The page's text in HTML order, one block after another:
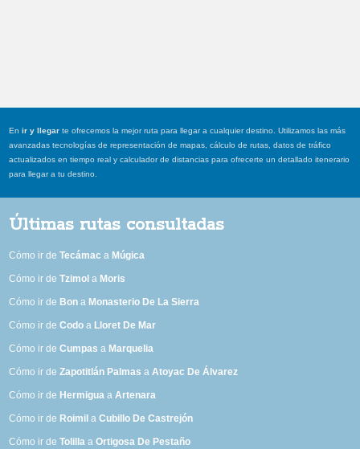
Enir y llegar te ofrecemos la mejor ruta para llegar a cualquier destino. Utilizamos las más
avanzadas tecnologías de representación de mapas, cálculo de rutas, datos de tráfico
actualizados en tiempo real y calculador de distancias para ofrecerte un detallado itenerario
para llegar a tu destino.
Últimas rutas consultadas
Cómo ir deTecámac a Múgica
Cómo ir deTzimol a Moris
Cómo ir de Bon a Monasterio De La Sierra
Cómo ir deCodo a Lloret De Mar
Cómo ir deCumpas a Marquelia
Cómo ir deZapotitlán Palmas aAtoyac De Álvarez
Cómo ir de Hermigua aArtenara
Cómo ir de Roimil aCubillo De Castrejón
Cómo ir deTolilla aOrtigosa De Pestaño